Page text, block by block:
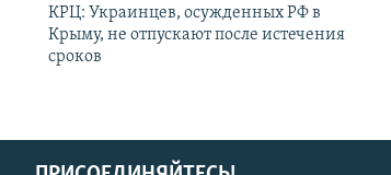
КРЦ: Украинцев, осужденных РФ в
Крыму, не отпускают после истечения
сроков